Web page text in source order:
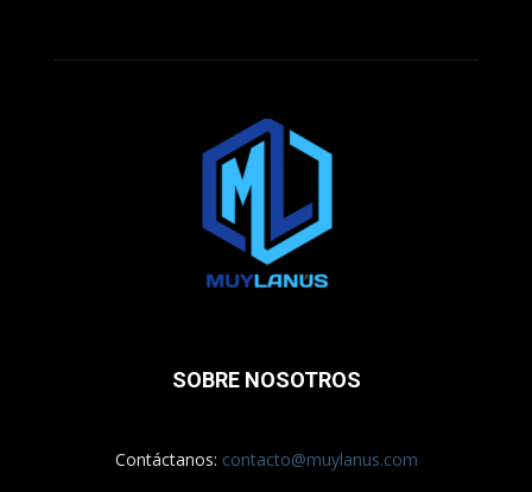
SOBRE NOSOTROS
Contáctanos: contacto@muylanus.com